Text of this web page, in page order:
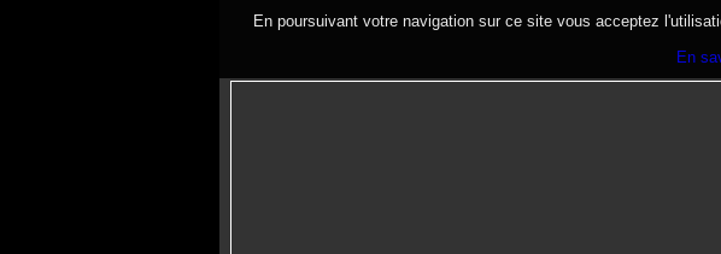
En poursuivant votre navigation sur ce site vous acceptez
En